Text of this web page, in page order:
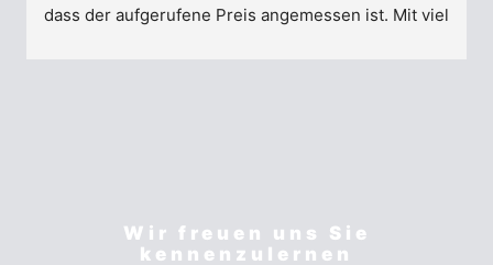
dass der aufgerufene Preis angemessen ist. Mit viel
Wir freuen uns Sie
kennenzulernen